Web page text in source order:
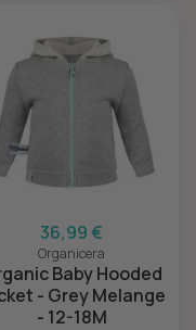
36,99 €
Organicera
Baby Hooded
- Grey Melange
- 12-18M